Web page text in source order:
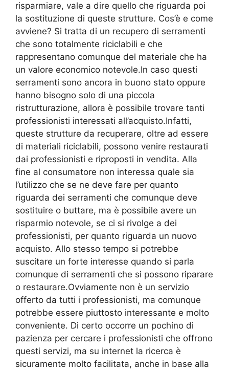
risparmiare, vale a dire quello che riguarda poi
la sostituzione di queste strutture. Cos’è e come
avviene? Si tratta di un recupero di serramenti
che sono totalmente riciclabili e che
rappresentano comunque del materiale che ha
un valore economico notevole.In caso questi
serramenti sono ancora in buono stato oppure
hanno bisogno solo di una piccola
ristrutturazione, allora è possibile trovare tanti
professionisti interessati all’acquisto.Infatti,
queste strutture da recuperare, oltre ad essere
di materiali riciclabili, possono venire restaurati
dai professionisti e riproposti in vendita. Alla
fine al consumatore non interessa quale sia
l’utilizzo che se ne deve fare per quanto
riguarda dei serramenti che comunque deve
sostituire o buttare, ma è possibile avere un
risparmio notevole, se ci si rivolge a dei
professionisti, per quanto riguarda un nuovo
acquisto. Allo stesso tempo si potrebbe
suscitare un forte interesse quando si parla
comunque di serramenti che si possono riparare
o restaurare.Ovviamente non è un servizio
offerto da tutti i professionisti, ma comunque
potrebbe essere piuttosto interessante e molto
conveniente. Di certo occorre un pochino di
pazienza per cercare i professionisti che offrono
questi servizi, ma su internet la ricerca è
sicuramente molto facilitata, anche in base alla